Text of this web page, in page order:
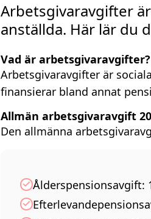
Arbetsgivaravgifter
anställda. Här lär du
Vad är arbetsgivaravgifter?
Arbetsgivaravgifter är
finansierar bland annat
Allmän arbetsgivaravgift
Den allmänna
Ålderspensionsavgift: